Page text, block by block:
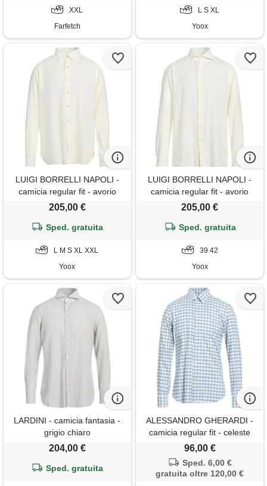
XXL
Farfetch
L S XL
Yoox
LUIGI BORRELLI NAPOLI -
camicia regular fit - avorio
205,00 €
Sped. gratuita
L M S XL XXL
Yoox
LUIGI BORRELLI NAPOLI -
camicia regular fit - avorio
205,00 €
Sped. gratuita
39 42
Yoox
LARDINI - camicia fantasia -
grigio chiaro
204,00 €
Sped. gratuita
ALESSANDRO GHERARDI -
camicia regular fit - celeste
96,00 €
Sped. 6,00 €
gratuita oltre 120,00 €